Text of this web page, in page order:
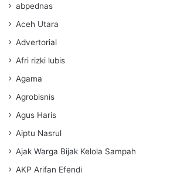
abpednas
Aceh Utara
Advertorial
Afri rizki lubis
Agama
Agrobisnis
Agus Haris
Aiptu Nasrul
Ajak Warga Bijak Kelola Sampah
AKP Arifan Efendi